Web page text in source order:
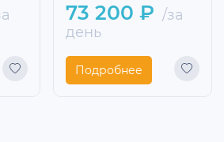
73 200 ₽ /за
день
Подробнее